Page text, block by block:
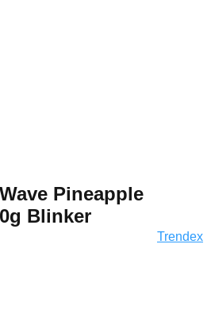
Pineapple
Blinker
Trendex